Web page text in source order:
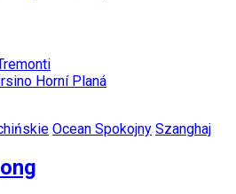
Horní Planá
Ocean Spokojny Szanghaj